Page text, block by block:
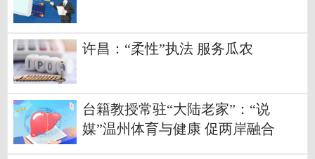
许昌：“柔性”执法 服务瓜农
台籍教授常驻“大陆老家”：“说
媒”温州体育与健康 促两岸融合